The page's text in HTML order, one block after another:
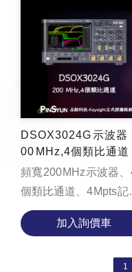
DSOX3024G 示波器
00 MHz,4個類比通道
頻寬 200 MHz 示波器、
個類比通道、4 Mpts 記
體、每秒 1,000,000 個
形的更新速率、支援區
加入詢價車
1